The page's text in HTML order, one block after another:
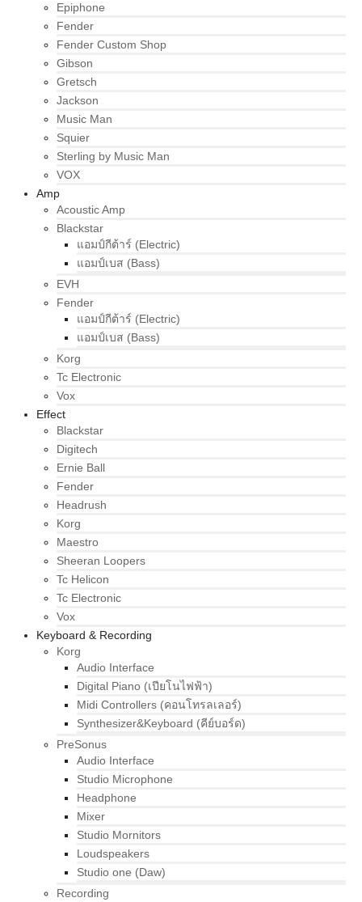
Epiphone
Fender
Fender Custom Shop
Gibson
Gretsch
Jackson
Music Man
Squier
Sterling by Music Man
VOX
Amp
Acoustic Amp
Blackstar
แอมป์กีต้าร์ (Electric)
แอมป์เบส (Bass)
EVH
Fender
แอมป์กีต้าร์ (Electric)
แอมป์เบส (Bass)
Korg
Tc Electronic
Vox
Effect
Blackstar
Digitech
Ernie Ball
Fender
Headrush
Korg
Maestro
Sheeran Loopers
Tc Helicon
Tc Electronic
Vox
Keyboard & Recording
Korg
Audio Interface
Digital Piano (เปียโนไฟฟ้า)
Midi Controllers (คอนโทรลเลอร์)
Synthesizer&Keyboard (คีย์บอร์ด)
PreSonus
Audio Interface
Studio Microphone
Headphone
Mixer
Studio Mornitors
Loudspeakers
Studio one (Daw)
Recording